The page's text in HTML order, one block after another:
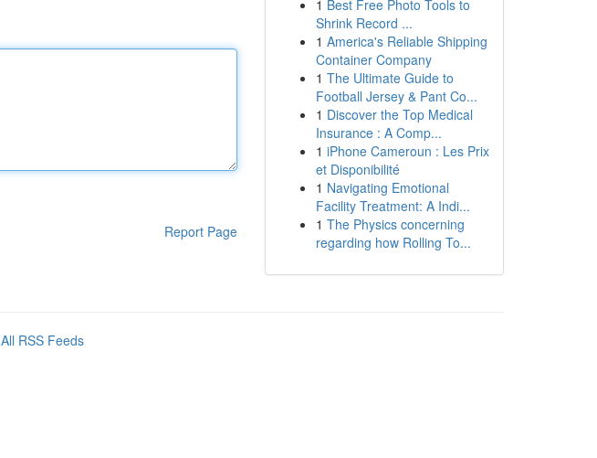
Report Page
1 Best Free Photo Tools to
Shrink Record ...
1 America's Reliable Shipping
Container Company
1 The Ultimate Guide to
Football Jersey & Pant Co...
1 Discover the Top Medical
Insurance : A Comp...
1 iPhone Cameroun : Les Prix
et Disponibilité
1 Navigating Emotional
Facility Treatment: A Indi...
1 The Physics concerning
regarding how Rolling To...
All RSS Feeds